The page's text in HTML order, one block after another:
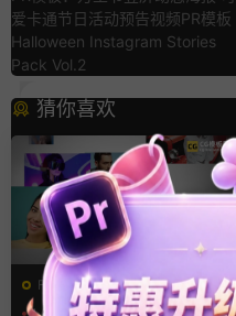
爱卡通节日活动预告视频PR模板
Halloween Instagram Stories
Pack Vol.2
猜你喜欢
FCPX发生器